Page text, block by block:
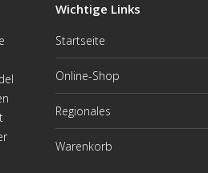
Wichtige Links
Startseite
Online-Shop
Regionales
Warenkorb